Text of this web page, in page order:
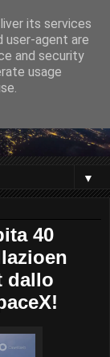
▼
40
dallo
its services
user-agent are
and security
usage